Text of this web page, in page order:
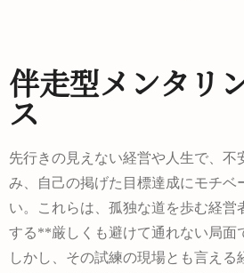
伴走型メンタリ
ス
先行きの見えない経営や人生で、不
み、自己の掲げた目標達成にモチベ
い。これらは、孤独な道を歩む経営
する**厳しくも避けて通れない局面
しかし、その試練の現場とも言える